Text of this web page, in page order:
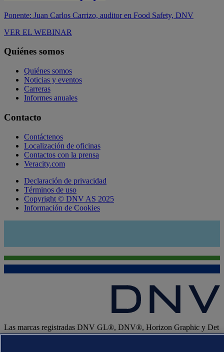
Ponente: Juan Carlos Carrizo, auditor en Food Safety, DNV
VER EL WEBINAR
Quiénes somos
Quiénes somos
Noticias y eventos
Carreras
Informes anuales
Contacto
Contáctenos
Localización de oficinas
Contactos con la prensa
Veracity.com
Declaración de privacidad
Términos de uso
Copyright © DNV AS 2025
Información de Cookies
Las marcas registradas DNV GL®, DNV®, Horizon Graphic y Det
Norske Veritas® son propiedad de las empresas del grupo Det